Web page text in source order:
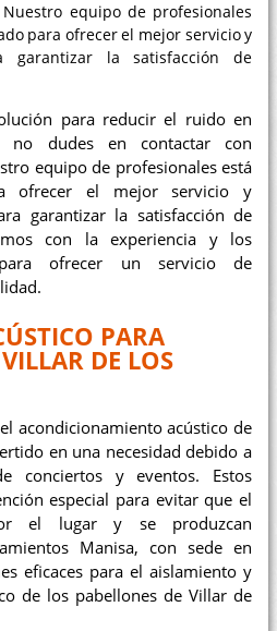
equipo de profesionales
para ofrecer el mejor servicio y
garantizar la satisfacción de
para reducir el ruido en
no dudes en contactar con
equipo de profesionales está
ofrecer el mejor servicio y
garantizar la satisfacción de
con la experiencia y los
para ofrecer un servicio de
PARA
DE LOS
acondicionamiento acústico de
en una necesidad debido a
conciertos y eventos. Estos
especial para evitar que el
el lugar y se produzcan
Manisa, con sede en
eficaces para el aislamiento y
de los pabellones de Villar de